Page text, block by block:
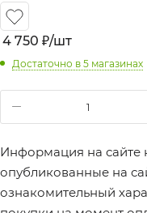
4 750 ₽/шт
Достаточно в 5 магазинах
Информация на сайте
опубликованные на
ознакомительный